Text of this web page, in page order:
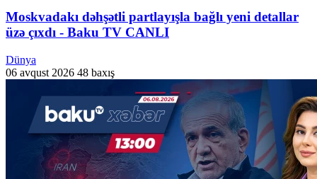
Moskvadakı dəhşətli partlayışla bağlı yeni detallar
üzə çıxdı - Baku TV CANLI
Dünya
06 avqust 2026 48 baxış